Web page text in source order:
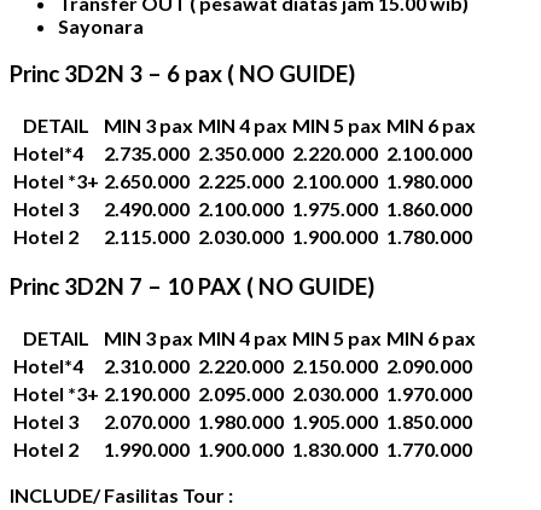
Sayonara
Princ 3D2N 3 – 6 pax ( NO GUIDE)
DETAIL MIN 3 pax MIN 4 pax MIN 5 pax MIN 6 pax
Hotel*4
2.735.000 2.350.000 2.220.000 2.100.000
Hotel *3+ 2.650.000 2.225.000 2.100.000 1.980.000
Hotel 3
2.490.000 2.100.000 1.975.000 1.860.000
Hotel 2
2.115.000 2.030.000 1.900.000 1.780.000
Princ 3D2N 7 – 10 PAX ( NO GUIDE)
DETAIL MIN 3 pax MIN 4 pax MIN 5 pax MIN 6 pax
Hotel*4
2.310.000 2.220.000 2.150.000 2.090.000
Hotel *3+ 2.190.000 2.095.000 2.030.000 1.970.000
Hotel 3
2.070.000 1.980.000 1.905.000 1.850.000
Hotel 2
1.990.000 1.900.000 1.830.000 1.770.000
INCLUDE/ Fasilitas Tour :